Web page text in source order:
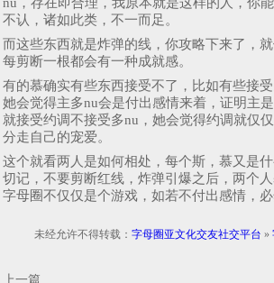
不认，诸如此类，不一而足。
而这些东西就是炸弹的线，你攻略下来了，
每剪断一根都会有一种成就感。
有的慕确实有些东西接受不了，比如有些接
她会觉得主多nu会是付出感情来着，证明主
就接受约调不接受多nu，她会觉得约调就仅
分走自己的宠爱。
这个就看两人是如何相处，每个斯，慕又是什
切记，不要剪断红线，炸弹引爆之后，两个人
字母圈不仅仅是个游戏，如若不付出感情，必
未经允许不得转载： 字母圈亚文化交友社交平台 »
上一篇